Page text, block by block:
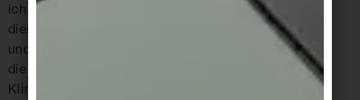
ich anders. Sollte es nicht selbstverständlich sein,
diesen Planeten und damit uns alle zu schützen
und einen lebenswerten Raum zu erhalten? Durch
die sich immer schneller abzeichnende
Klimakatastrophe sind wir eingeladen, unser